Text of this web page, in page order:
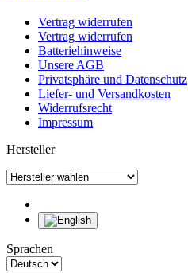
Vertrag widerrufen
Vertrag widerrufen
Batteriehinweise
Unsere AGB
Privatsphäre und Datenschutz
Liefer- und Versandkosten
Widerrufsrecht
Impressum
Hersteller
Sprachen